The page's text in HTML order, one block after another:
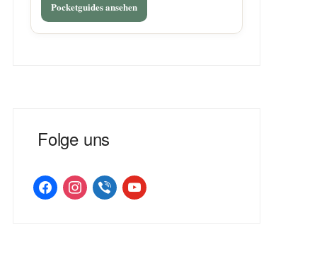
Pocketguides ansehen
Folge uns
facebookinstagramviber youtube